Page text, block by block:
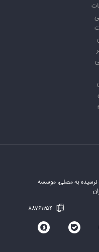
نرسیده به مصلی، موسسه